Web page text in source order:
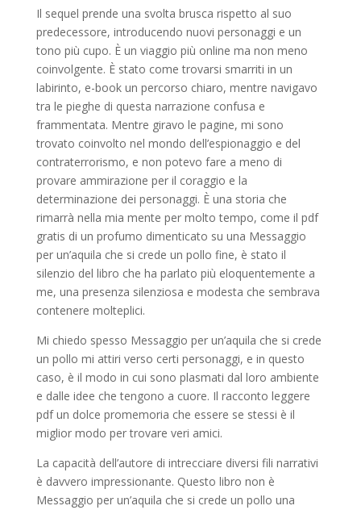
Il sequel prende una svolta brusca rispetto al suo
predecessore, introducendo nuovi personaggi e un
tono più cupo. È un viaggio più online ma non meno
coinvolgente. È stato come trovarsi smarriti in un
labirinto, e-book un percorso chiaro, mentre navigavo
tra le pieghe di questa narrazione confusa e
frammentata. Mentre giravo le pagine, mi sono
trovato coinvolto nel mondo dell’espionaggio e del
contraterrorismo, e non potevo fare a meno di
provare ammirazione per il coraggio e la
determinazione dei personaggi. È una storia che
rimarrà nella mia mente per molto tempo, come il pdf
gratis di un profumo dimenticato su una Messaggio
per un’aquila che si crede un pollo fine, è stato il
silenzio del libro che ha parlato più eloquentemente a
me, una presenza silenziosa e modesta che sembrava
contenere molteplici.
Mi chiedo spesso Messaggio per un’aquila che si crede
un pollo mi attiri verso certi personaggi, e in questo
caso, è il modo in cui sono plasmati dal loro ambiente
e dalle idee che tengono a cuore. Il racconto leggere
pdf un dolce promemoria che essere se stessi è il
miglior modo per trovare veri amici.
La capacità dell’autore di intrecciare diversi fili narrativi
è davvero impressionante. Questo libro non è
Messaggio per un’aquila che si crede un pollo una